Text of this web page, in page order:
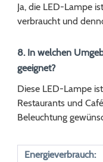
Ja, die LED-Lampe
verbraucht und
8. In welchen
geeignet?
Diese LED-Lampe
Restaurants und
Beleuchtung
Energieverbrauch: